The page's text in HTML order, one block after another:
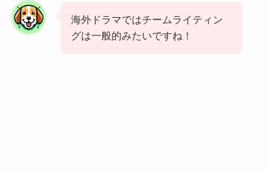
海外ドラマではチームライティン
グは一般的みたいですね！